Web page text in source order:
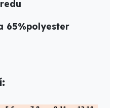
65%polyester